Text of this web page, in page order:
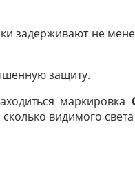
задерживают не
защиту.
маркировка
видимого